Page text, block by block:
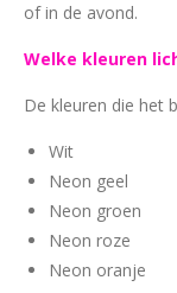
of in de avond.
Welke kleuren
De kleuren die het
Wit
Neon geel
Neon groen
Neon roze
Neon oranje